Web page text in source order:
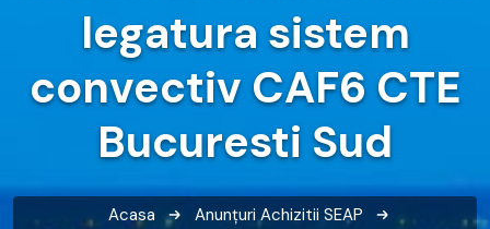
legatura sistem
convectiv CAF6 CTE
Bucuresti Sud
Acasa Anunțuri Achizitii SEAP